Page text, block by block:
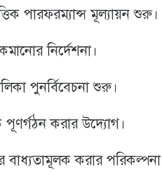
পারফরম্যান্স মূল্যায়ন শুরু।
নির্দেশনা।
পুনর্বিবেচনা শুরু।
করার উদ্যোগ।
বাধ্যতামূলক করার